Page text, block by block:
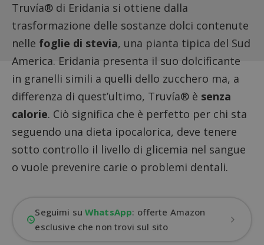
Truvía® di Eridania si ottiene dalla
trasformazione delle sostanze dolci contenute
nelle foglie di stevia, una pianta tipica del Sud
America. Eridania presenta il suo dolcificante
in granelli simili a quelli dello zucchero ma, a
differenza di quest’ultimo, Truvía® è senza
calorie. Ciò significa che è perfetto per chi sta
seguendo una dieta ipocalorica, deve tenere
sotto controllo il livello di glicemia nel sangue
o vuole prevenire carie o problemi dentali.
Seguimi suWhatsApp: offerte Amazon
esclusive che non trovi sul sito